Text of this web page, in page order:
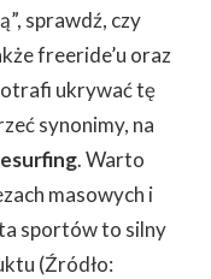
sprawdź, czy
freeride’u oraz
ukrywać tę
synonimy, na
. Warto
masowych i
sportów to silny
(Źródło: